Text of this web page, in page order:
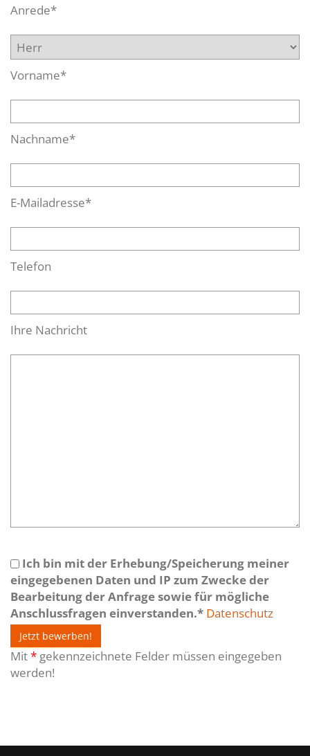
Anrede*
Vorname*
Nachname*
E-Mailadresse*
Telefon
Ihre Nachricht
Ich bin mit der Erhebung/Speicherung meiner
eingegebenen Daten und IP zum Zwecke der
Bearbeitung der Anfrage sowie für mögliche
Anschlussfragen einverstanden.* Datenschutz
Mit* gekennzeichnete Felder müssen eingegeben
werden!